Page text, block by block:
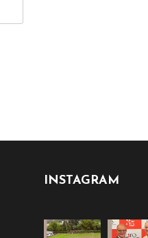
INSTAGRAM